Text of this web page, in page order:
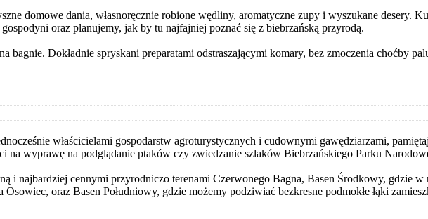
domowe dania, własnoręcznie robione wędliny, aromatyczne zupy i wyszukane desery.
oraz planujemy, jak by tu najfajniej poznać się z biebrzańską przyrodą.
bagnie. Dokładnie spryskani preparatami odstraszającymi komary, bez zmoczenia choćby
właścicielami gospodarstw agroturystycznych i cudownymi gawędziarzami,
na wyprawę na podglądanie ptaków czy zwiedzanie szlaków Biebrzańskiego Parku
i najbardziej cennymi przyrodniczo terenami Czerwonego Bagna, Basen Środkowy, gdzie
oraz Basen Południowy, gdzie możemy podziwiać bezkresne podmokłe łąki